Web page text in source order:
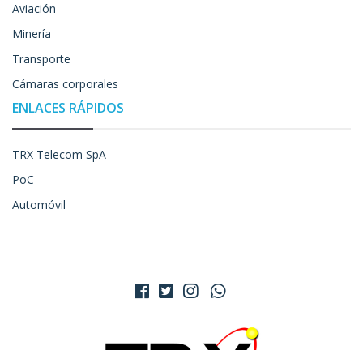
Aviación
Minería
Transporte
Cámaras corporales
ENLACES RÁPIDOS
TRX Telecom SpA
PoC
Automóvil